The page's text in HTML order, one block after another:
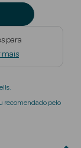
para
mais
recomendado pelo